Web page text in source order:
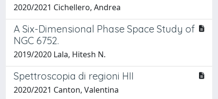
2020/2021 Cichellero, Andrea
A Six-Dimensional Phase Space Study of
NGC 6752.
2019/2020 Lala, Hitesh N.
Spettroscopia di regioni HII
2020/2021 Canton, Valentina